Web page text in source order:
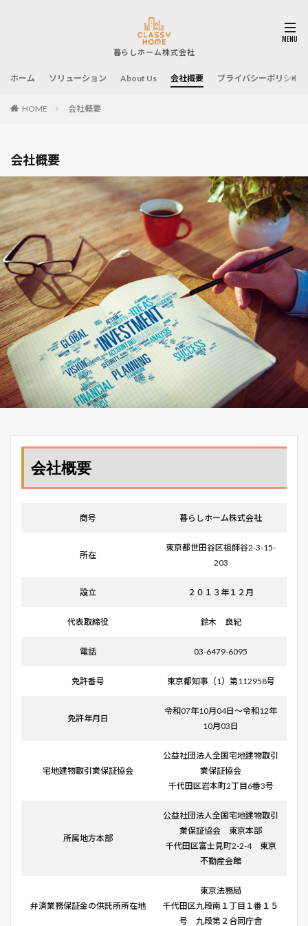
ホーム ソリューション About Us 会社概要 プライバシーポリシー
HOME 会社概要
会社概要
会社概要
商号 暮らしホーム株式会社
所在
東京都世田谷区祖師谷2-3-15-
203
設立 ２０１３年１２月
代表取締役 鈴木 良紀
電話 03-6479-6095
免許番号 東京都知事（1）第112958号
免許年月日
令和07年10月04日～令和12年
10月03日
宅地建物取引業保証協会
公益社団法人全国宅地建物取引
業保証協会
千代田区岩本町2丁目6番3号
所属地方本部
公益社団法人全国宅地建物取引
業保証協会 東京本部
千代田区富士見町2-2-4 東京
不動産会館
弁済業務保証金の供託所所在地
東京法務局
千代田区九段南１丁目１番１５
号 九段第２合同庁舎